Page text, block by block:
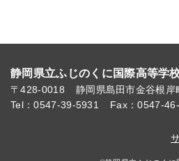
静岡県立ふじのくに国際高等学
〒428-0018
静岡県島田市金谷根岸
Tel：0547-39-5931
Fax：0547-